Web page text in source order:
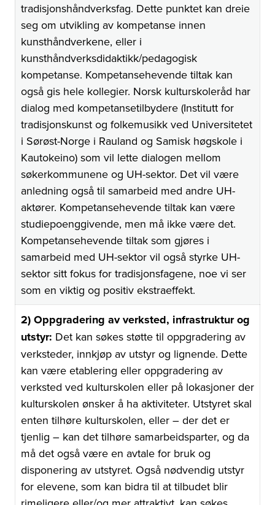
tradisjonshåndverksfag. Dette punktet kan dreie
seg om utvikling av kompetanse innen
kunsthåndverkene, eller i
kunsthåndverksdidaktikk/pedagogisk
kompetanse. Kompetansehevende tiltak kan
også gis hele kollegier. Norsk kulturskoleråd har
dialog med kompetansetilbydere (Institutt for
tradisjonskunst og folkemusikk ved Universitetet
i Sørøst-Norge i Rauland og Samisk høgskole i
Kautokeino) som vil lette dialogen mellom
søkerkommunene og UH-sektor. Det vil være
anledning også til samarbeid med andre UH-
aktører. Kompetansehevende tiltak kan være
studiepoenggivende, men må ikke være det.
Kompetansehevende tiltak som gjøres i
samarbeid med UH-sektor vil også styrke UH-
sektor sitt fokus for tradisjonsfagene, noe vi ser
som en viktig og positiv ekstraeffekt.
2) Oppgradering av verksted, infrastruktur og
utstyr: Det kan søkes støtte til oppgradering av
verksteder, innkjøp av utstyr og lignende. Dette
kan være etablering eller oppgradering av
verksted ved kulturskolen eller på lokasjoner der
kulturskolen ønsker å ha aktiviteter. Utstyret skal
enten tilhøre kulturskolen, eller – der det er
tjenlig – kan det tilhøre samarbeidsparter, og da
må det også være en avtale for bruk og
disponering av utstyret. Også nødvendig utstyr
for elevene, som kan bidra til at tilbudet blir